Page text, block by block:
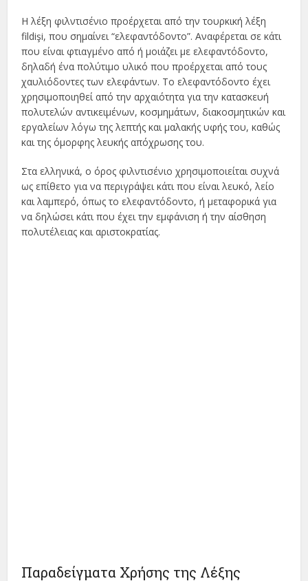
Η λέξη φιλντισένιο προέρχεται από την τουρκική λέξη
fildişi, που σημαίνει “ελεφαντόδοντο”. Αναφέρεται σε κάτι
που είναι φτιαγμένο από ή μοιάζει με ελεφαντόδοντο,
δηλαδή ένα πολύτιμο υλικό που προέρχεται από τους
χαυλιόδοντες των ελεφάντων. Το ελεφαντόδοντο έχει
χρησιμοποιηθεί από την αρχαιότητα για την κατασκευή
πολυτελών αντικειμένων, κοσμημάτων, διακοσμητικών και
εργαλείων λόγω της λεπτής και μαλακής υφής του, καθώς
και της όμορφης λευκής απόχρωσης του.
Στα ελληνικά, ο όρος φιλντισένιο χρησιμοποιείται συχνά
ως επίθετο για να περιγράψει κάτι που είναι λευκό, λείο
και λαμπερό, όπως το ελεφαντόδοντο, ή μεταφορικά για
να δηλώσει κάτι που έχει την εμφάνιση ή την αίσθηση
πολυτέλειας και αριστοκρατίας.
Παραδείγματα Χρήσης της Λέξης